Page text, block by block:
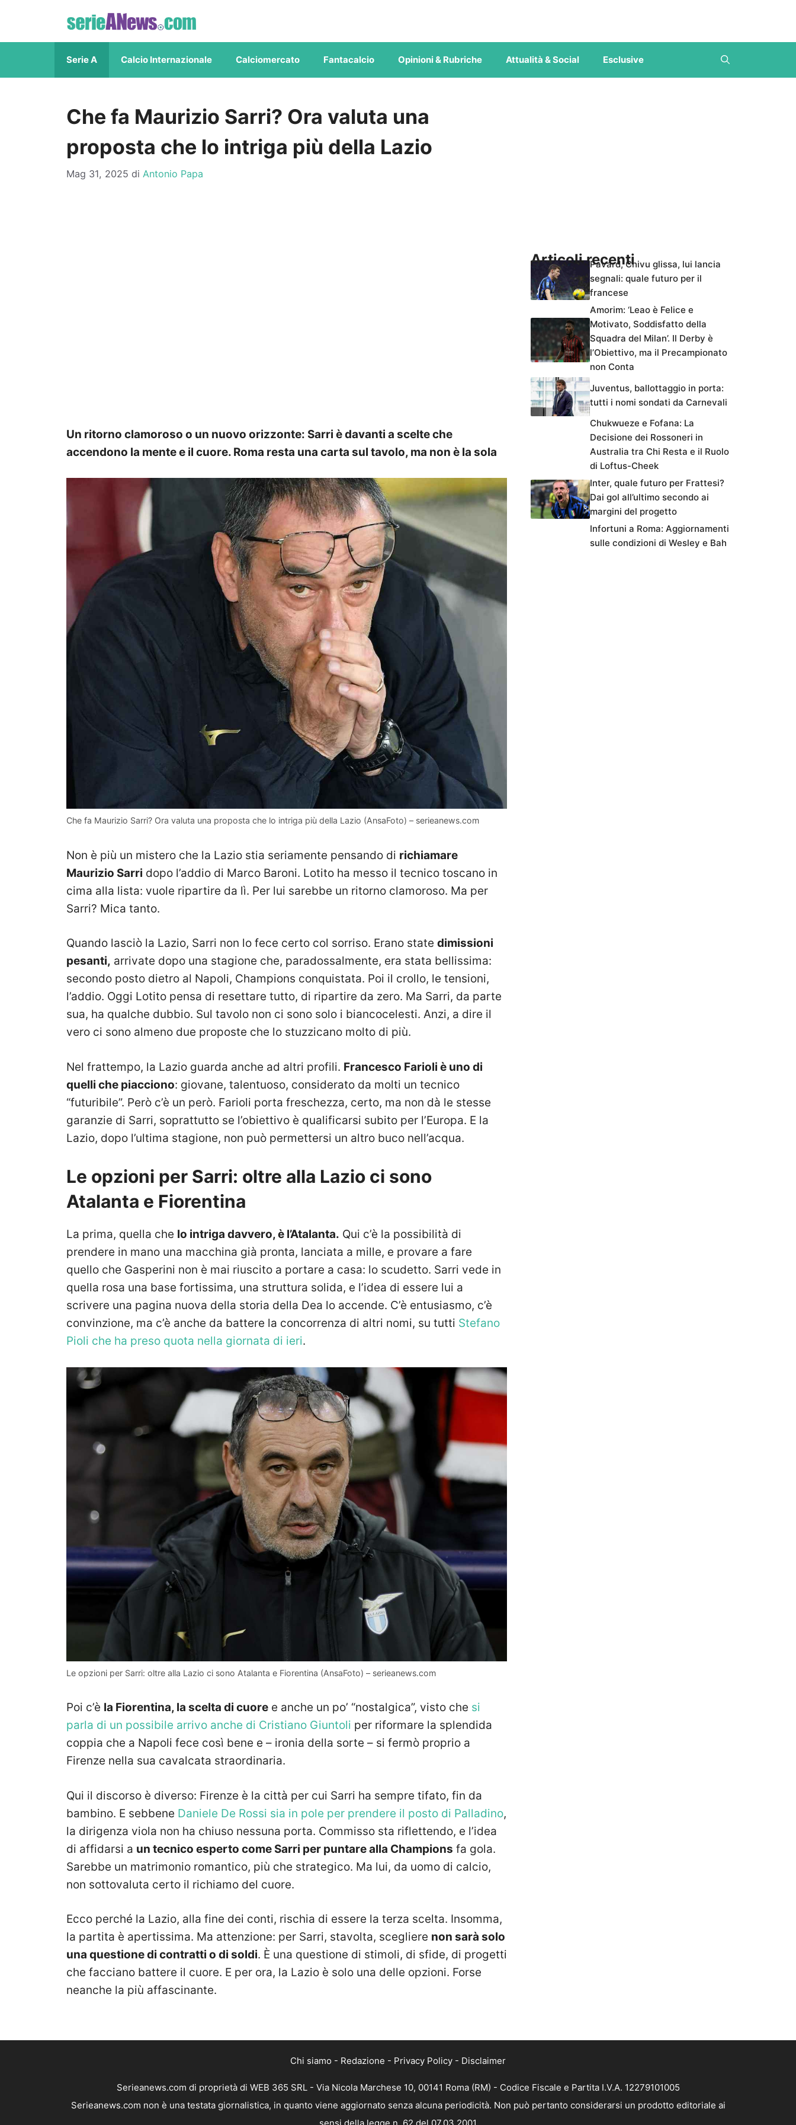
contenuto
Serie A Calcio Internazionale Calciomercato Fantacalcio Opinioni & Rubriche Attualità & Social Esclusive
Che fa Maurizio Sarri? Ora valuta una
proposta che lo intriga più della Lazio
Mag 31, 2025 di Antonio Papa
Un ritorno clamoroso o un nuovo orizzonte: Sarri è davanti a scelte che
accendono la mente e il cuore. Roma resta una carta sul tavolo, ma non è la sola
Che fa Maurizio Sarri? Ora valuta una proposta che lo intriga più della Lazio (AnsaFoto) – serieanews.com
Non è più un mistero che la Lazio stia seriamente pensando di richiamare
Maurizio Sarri dopo l’addio di Marco Baroni. Lotito ha messo il tecnico toscano in
cima alla lista: vuole ripartire da lì. Per lui sarebbe un ritorno clamoroso. Ma per
Sarri? Mica tanto.
Quando lasciò la Lazio, Sarri non lo fece certo col sorriso. Erano state dimissioni
pesanti, arrivate dopo una stagione che, paradossalmente, era stata bellissima:
secondo posto dietro al Napoli, Champions conquistata. Poi il crollo, le tensioni,
l’addio. Oggi Lotito pensa di resettare tutto, di ripartire da zero. Ma Sarri, da parte
sua, ha qualche dubbio. Sul tavolo non ci sono solo i biancocelesti. Anzi, a dire il
vero ci sono almeno due proposte che lo stuzzicano molto di più.
Nel frattempo, la Lazio guarda anche ad altri profili. Francesco Farioli è uno di
quelli che piacciono: giovane, talentuoso, considerato da molti un tecnico
“futuribile”. Però c’è un però. Farioli porta freschezza, certo, ma non dà le stesse
garanzie di Sarri, soprattutto se l’obiettivo è qualificarsi subito per l’Europa. E la
Lazio, dopo l’ultima stagione, non può permettersi un altro buco nell’acqua.
Le opzioni per Sarri: oltre alla Lazio ci sono
Atalanta e Fiorentina
La prima, quella che lo intriga davvero, è l’Atalanta. Qui c’è la possibilità di
prendere in mano una macchina già pronta, lanciata a mille, e provare a fare
quello che Gasperini non è mai riuscito a portare a casa: lo scudetto. Sarri vede in
quella rosa una base fortissima, una struttura solida, e l’idea di essere lui a
scrivere una pagina nuova della storia della Dea lo accende. C’è entusiasmo, c’è
convinzione, ma c’è anche da battere la concorrenza di altri nomi, su tutti Stefano
Pioli che ha preso quota nella giornata di ieri.
Le opzioni per Sarri: oltre alla Lazio ci sono Atalanta e Fiorentina (AnsaFoto) – serieanews.com
Poi c’è la Fiorentina, la scelta di cuore e anche un po’ “nostalgica”, visto che si
parla di un possibile arrivo anche di Cristiano Giuntoli per riformare la splendida
coppia che a Napoli fece così bene e – ironia della sorte – si fermò proprio a
Firenze nella sua cavalcata straordinaria.
Qui il discorso è diverso: Firenze è la città per cui Sarri ha sempre tifato, fin da
bambino. E sebbene Daniele De Rossi sia in pole per prendere il posto di Palladino,
la dirigenza viola non ha chiuso nessuna porta. Commisso sta riflettendo, e l’idea
di affidarsi a un tecnico esperto come Sarri per puntare alla Champions fa gola.
Sarebbe un matrimonio romantico, più che strategico. Ma lui, da uomo di calcio,
non sottovaluta certo il richiamo del cuore.
Ecco perché la Lazio, alla fine dei conti, rischia di essere la terza scelta. Insomma,
la partita è apertissima. Ma attenzione: per Sarri, stavolta, scegliere non sarà solo
una questione di contratti o di soldi. È una questione di stimoli, di sfide, di progetti
che facciano battere il cuore. E per ora, la Lazio è solo una delle opzioni. Forse
neanche la più affascinante.
Articoli recentiPavard, Chivu glissa, lui lancia
segnali: quale futuro per il
francese
Amorim: ‘Leao è Felice e
Motivato, Soddisfatto della
Squadra del Milan’. Il Derby è
l’Obiettivo, ma il Precampionato
non Conta
Juventus, ballottaggio in porta:
tutti i nomi sondati da Carnevali
Chukwueze e Fofana: La
Decisione dei Rossoneri in
Australia tra Chi Resta e il Ruolo
di Loftus-Cheek
Inter, quale futuro per Frattesi?
Dai gol all’ultimo secondo ai
margini del progetto
Infortuni a Roma: Aggiornamenti
sulle condizioni di Wesley e Bah
Chi siamo - Redazione - Privacy Policy - Disclaimer
Serieanews.com di proprietà di WEB 365 SRL - Via Nicola Marchese 10, 00141 Roma (RM) - Codice Fiscale e Partita I.V.A. 12279101005
Serieanews.com non è una testata giornalistica, in quanto viene aggiornato senza alcuna periodicità. Non può pertanto considerarsi un prodotto editoriale ai